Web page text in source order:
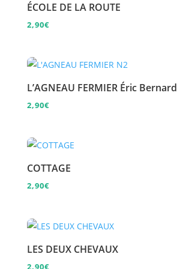
ÉCOLE DE LA ROUTE
2,90€
L’AGNEAU FERMIER Éric Bernard
2,90€
COTTAGE
2,90€
LES DEUX CHEVAUX
2,90€